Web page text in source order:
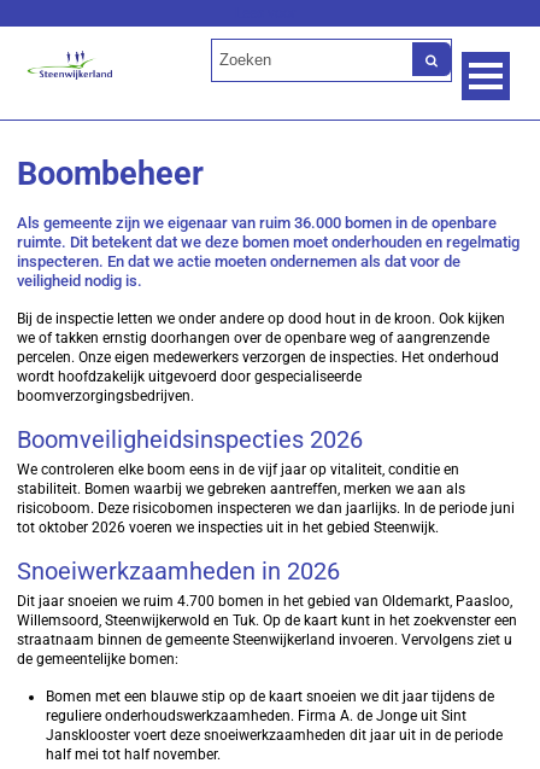
Boombeheer
Als gemeente zijn we eigenaar van ruim 36.000 bomen in de openbare
ruimte. Dit betekent dat we deze bomen moet onderhouden en regelmatig
inspecteren. En dat we actie moeten ondernemen als dat voor de
veiligheid nodig is.
Bij de inspectie letten we onder andere op dood hout in de kroon. Ook kijken
we of takken ernstig doorhangen over de openbare weg of aangrenzende
percelen. Onze eigen medewerkers verzorgen de inspecties. Het onderhoud
wordt hoofdzakelijk uitgevoerd door gespecialiseerde
boomverzorgingsbedrijven.
Boomveiligheidsinspecties 2026
We controleren elke boom eens in de vijf jaar op vitaliteit, conditie en
stabiliteit. Bomen waarbij we gebreken aantreffen, merken we aan als
risicoboom. Deze risicobomen inspecteren we dan jaarlijks. In de periode juni
tot oktober 2026 voeren we inspecties uit in het gebied Steenwijk.
Snoeiwerkzaamheden in 2026
Dit jaar snoeien we ruim 4.700 bomen in het gebied van Oldemarkt, Paasloo,
Willemsoord, Steenwijkerwold en Tuk. Op de kaart kunt in het zoekvenster een
straatnaam binnen de gemeente Steenwijkerland invoeren. Vervolgens ziet u
de gemeentelijke bomen:
Bomen met een blauwe stip op de kaart snoeien we dit jaar tijdens de
reguliere onderhoudswerkzaamheden. Firma A. de Jonge uit Sint
Jansklooster voert deze snoeiwerkzaamheden dit jaar uit in de periode
half mei tot half november.